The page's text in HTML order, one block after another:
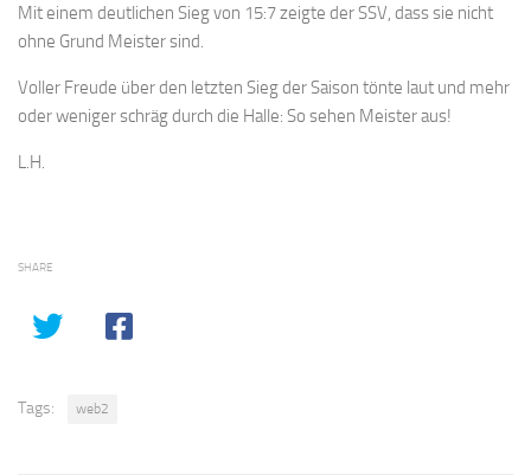
Mit einem deutlichen Sieg von 15:7 zeigte der SSV, dass sie nicht
ohne Grund Meister sind.
Voller Freude über den letzten Sieg der Saison tönte laut und mehr
oder weniger schräg durch die Halle: So sehen Meister aus!
L.H.
SHARE
Tags: web2